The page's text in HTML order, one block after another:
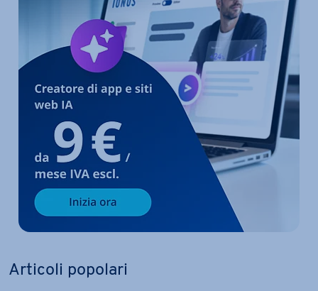
Articoli popolari